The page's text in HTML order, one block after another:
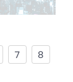
7 8